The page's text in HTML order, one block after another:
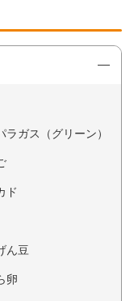
ラガス（グリーン）
ド
ん豆
卵